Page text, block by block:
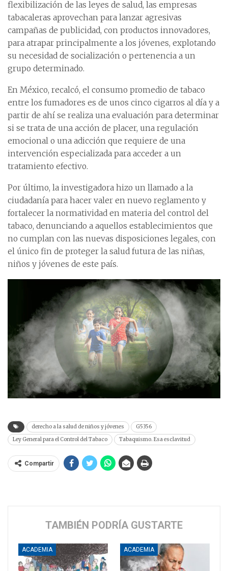
flexibilización de las leyes de salud, las empresas
tabacaleras aprovechan para lanzar agresivas
campañas de publicidad, con productos innovadores,
para atrapar principalmente a los jóvenes, explotando
su necesidad de socialización o pertenencia a un
grupo determinado.
En México, recalcó, el consumo promedio de tabaco
entre los fumadores es de unos cinco cigarros al día y a
partir de ahí se realiza una evaluación para determinar
si se trata de una acción de placer, una regulación
emocional o una adicción que requiere de una
intervención especializada para acceder a un
tratamiento efectivo.
Por último, la investigadora hizo un llamado a la
ciudadanía para hacer valer en nuevo reglamento y
fortalecer la normatividad en materia del control del
tabaco, denunciando a aquellos establecimientos que
no cumplan con las nuevas disposiciones legales, con
el único fin de proteger la salud futura de las niñas,
niños y jóvenes de este país.
derecho a la salud de niños y jóvenes
G5356
Ley General para el Control del Tabaco
Tabaquismo. Esa esclavitud
Compartir
TAMBIÉN PODRÍA GUSTARTE
ACADEMIA ACADEMIA